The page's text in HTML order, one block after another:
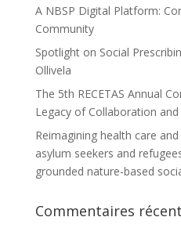
A NBSP Digital Platform:
Community
Spotlight on Social
Ollivela
The 5th RECETAS Annual
Legacy of Collaboration
Reimagining health care
asylum seekers and
grounded nature-based
Commentaires